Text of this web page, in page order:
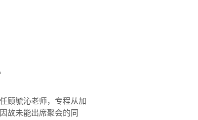
顾毓沁老师，专程从加
故未能出席聚会的同